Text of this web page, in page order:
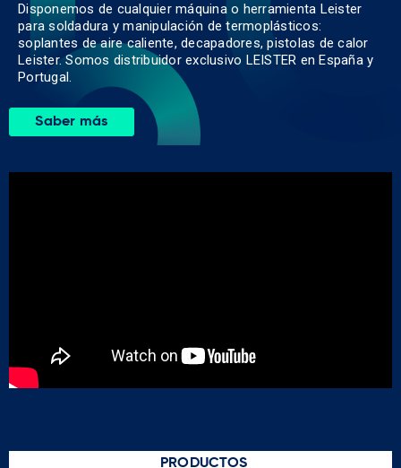
Disponemos de cualquier máquina o herramienta Leister
para soldadura y manipulación de termoplásticos:
soplantes de aire caliente, decapadores, pistolas de calor
Leister. Somos distribuidor exclusivo LEISTER en España y
Portugal.
Saber más
PRODUCTOS